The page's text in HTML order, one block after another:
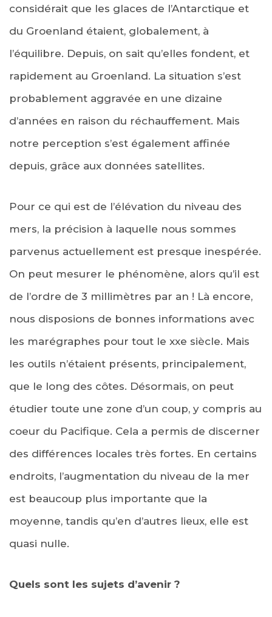
considérait que les glaces de l’Antarctique et
du Groenland étaient, globalement, à
l’équilibre. Depuis, on sait qu’elles fondent, et
rapidement au Groenland. La situation s’est
probablement aggravée en une dizaine
d’années en raison du réchauffement. Mais
notre perception s’est également affinée
depuis, grâce aux données satellites.
Pour ce qui est de l’élévation du niveau des
mers, la précision à laquelle nous sommes
parvenus actuellement est presque inespérée.
On peut mesurer le phénomène, alors qu’il est
de l’ordre de 3 millimètres par an ! Là encore,
nous disposions de bonnes informations avec
les marégraphes pour tout le xxe siècle. Mais
les outils n’étaient présents, principalement,
que le long des côtes. Désormais, on peut
étudier toute une zone d’un coup, y compris au
coeur du Pacifique. Cela a permis de discerner
des différences locales très fortes. En certains
endroits, l’augmentation du niveau de la mer
est beaucoup plus importante que la
moyenne, tandis qu’en d’autres lieux, elle est
quasi nulle.
Quels sont les sujets d’avenir ?